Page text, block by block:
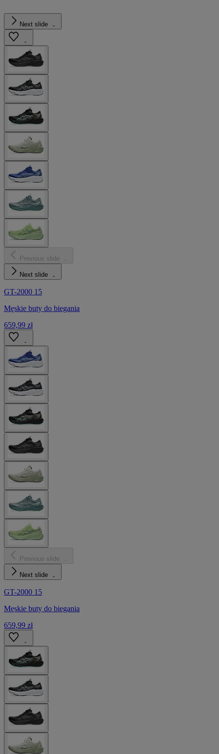
Next slide
Previous slide
Next slide
GT-2000 15
Męskie buty do biegania
659,99 zł
Previous slide
Next slide
GT-2000 15
Męskie buty do biegania
659,99 zł